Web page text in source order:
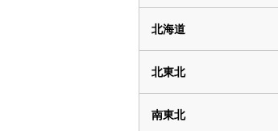
北海道
北東北
南東北